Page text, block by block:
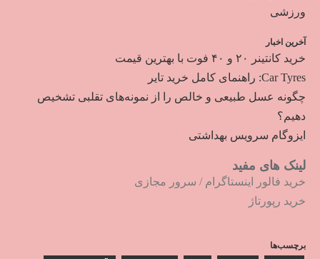
ورزشی
آخرین اخبار
خرید کانتینر ۲۰ و ۴۰ فوت با بهترین قیمت
Car Tyres: راهنمای کامل خرید تایر
چگونه عسل طبیعی و خالص را از نمونه‌های تقلبی تشخیص
دهیم؟
ایزوگام سرویس بهداشتی
لینک های مفید
خرید فالور اینستاگرام / سرور مجازی
خرید رپورتاژ
برچسب‌ها